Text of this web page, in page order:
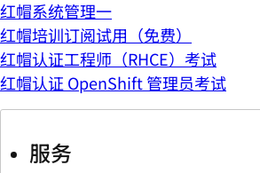
红帽系统管理一
红帽培训订阅试用（免费）
红帽认证工程师（RHCE）考试
红帽认证 OpenShift 管理员考试
服务